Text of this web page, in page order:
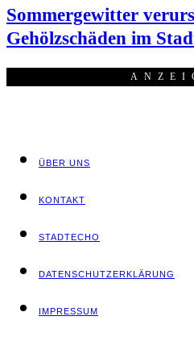
Som­mer­ge­wit­ter
Gehölz­schä­den im
ÜBER UNS
KON­TAKT
STADT­ECHO
DATEN­SCHUTZ­ER­KLÄ­RUNG
IMPRES­SUM